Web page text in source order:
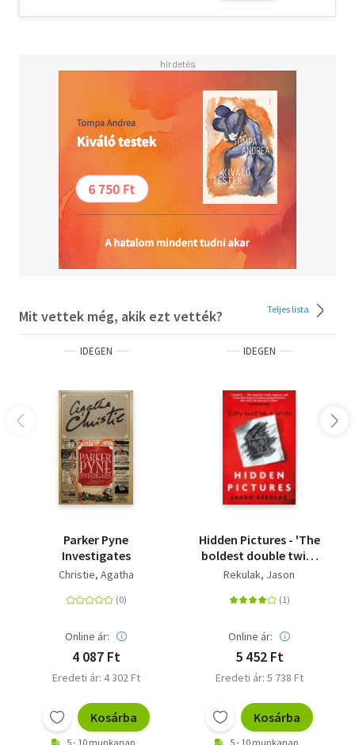
Mit vettek még, akik ezt vették? Teljes lista
IDEGEN
Parker Pyne
Investigates
Christie, Agatha
Online ár:
4 087 Ft
Eredeti ár: 4 302 Ft
Kosárba
5 - 10 munkanap
IDEGEN
Hidden Pictures - 'The
boldest double twist
of the year' The Times
Rekulak, Jason
Online ár:
5 452 Ft
Eredeti ár: 5 738 Ft
Kosárba
5 - 10 munkanap